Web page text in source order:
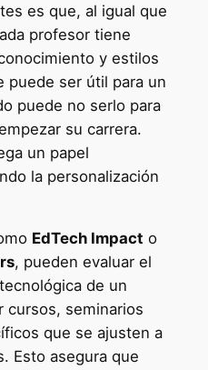
es que, al igual que
profesor tiene
y estilos
puede ser útil para un
puede no serlo para
su carrera.
un papel
la personalización
EdTech Impact o
, pueden evaluar el
de un
cursos, seminarios
que se ajusten a
Esto asegura que